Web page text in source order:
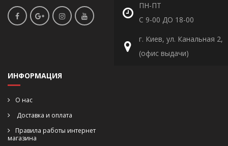
ПН-ПТ
С 9-00 ДО 18-00
г. Киев, ул. Канальная 2,
(офис выдачи)
ИНФОРМАЦИЯ
О нас
Доставка и оплата
Правила работы интернет
магазина